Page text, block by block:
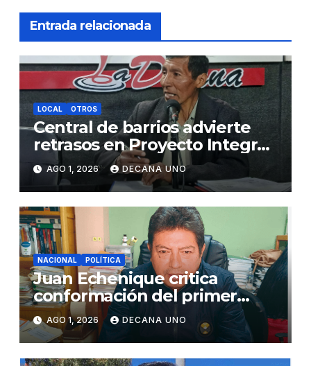
Entrada relacionada
LOCAL OTROS
Central de barrios advierte
retrasos en Proyecto Integral
de Agua y Alcantarillado para
Juliaca
AGO 1, 2026 DECANA UNO
NACIONAL POLÍTICA
Juan Echenique critica
conformación del primer
gabinete ministerial de Keiko
Fujimori
AGO 1, 2026 DECANA UNO